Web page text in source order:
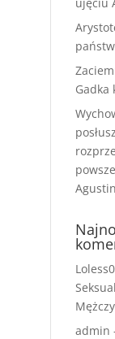
Gadka
Loless0
admin